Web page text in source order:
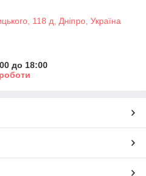
118 д, Дніпро, Україна
до 18:00